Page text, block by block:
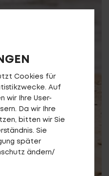
Login
Cookies für
Auf
wir Ihre User-
Da wir Ihre
bitten wir Sie
Sie
später
ändern/